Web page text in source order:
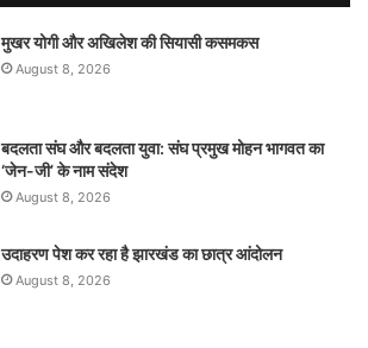
मुखर योगी और अखिलेश की सियासी कसमकस
August 8, 2026
बदलता संघ और बदलता युवा: संघ प्रमुख मोहन भागवत का
‘जेन-जी’ के नाम संदेश
August 8, 2026
उदाहरण पेश कर रहा है झारखंड का छात्र आंदोलन
August 8, 2026